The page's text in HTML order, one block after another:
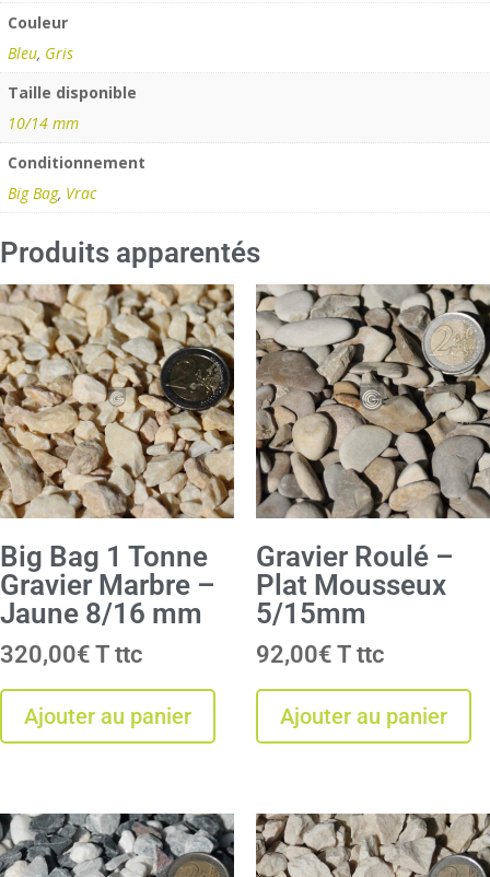
Couleur
Bleu, Gris
Taille disponible
10/14 mm
Conditionnement
Big Bag, Vrac
Produits apparentés
Big Bag 1 Tonne
Gravier Marbre –
Jaune 8/16 mm
320,00€T
Ajouter au panier
Gravier Roulé –
Plat Mousseux
5/15mm
92,00€T
Ajouter au panier